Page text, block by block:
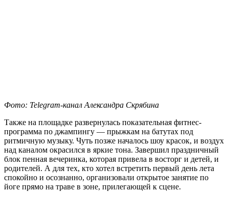
Фото: Telegram-канал Александра Скрябина
Также на площадке развернулась показательная фитнес-
программа по джампингу — прыжкам на батутах под
ритмичную музыку. Чуть позже началось шоу красок, и воздух
над каналом окрасился в яркие тона. Завершил праздничный
блок пенная вечеринка, которая привела в восторг и детей, и
родителей. А для тех, кто хотел встретить первый день лета
спокойно и осознанно, организовали открытое занятие по
йоге прямо на траве в зоне, прилегающей к сцене.